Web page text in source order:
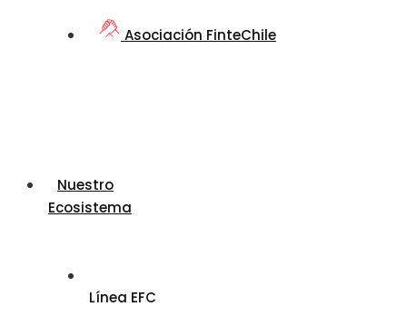
Asociación FinteChile
Nuestro
Ecosistema
Línea EFC